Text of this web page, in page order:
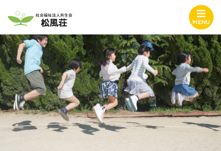
MENU